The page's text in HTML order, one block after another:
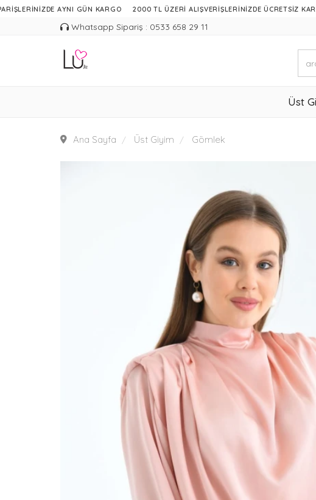
AYNI GÜN KARGO 2000 TL ÜZERİ ALIŞVERİŞLERİNİZDE ÜCRETSİZ KARGO
Whatsapp Sipariş : 0533 658 29 11
Üst
Ana Sayfa Üst Giyim Gömlek